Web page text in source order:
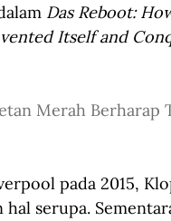
Das Reboot:
Itself and
Merah Berharap
pada 2015,
hal serupa.